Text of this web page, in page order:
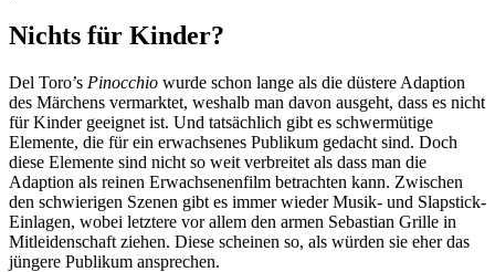
Nichts für Kinder?
Del Toro’s Pinocchio wurde schon lange als die düstere Adaption
des Märchens vermarktet, weshalb man davon ausgeht, dass es nicht
für Kinder geeignet ist. Und tatsächlich gibt es schwermütige
Elemente, die für ein erwachsenes Publikum gedacht sind. Doch
diese Elemente sind nicht so weit verbreitet als dass man die
Adaption als reinen Erwachsenenfilm betrachten kann. Zwischen
den schwierigen Szenen gibt es immer wieder Musik- und Slapstick-
Einlagen, wobei letztere vor allem den armen Sebastian Grille in
Mitleidenschaft ziehen. Diese scheinen so, als würden sie eher das
jüngere Publikum ansprechen.